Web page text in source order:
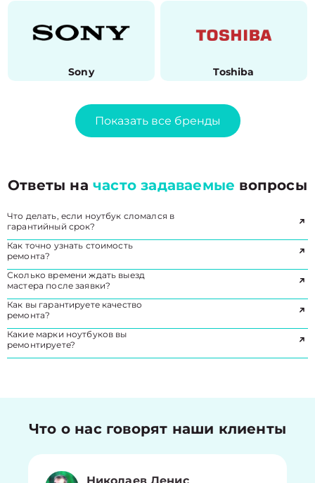
Sony Toshiba
Показать все бренды
Ответы начасто задаваемые вопросы
Что делать, если ноутбук сломался в
гарантийный срок?
Как точно узнать стоимость
ремонта?
Сколько времени ждать выезд
мастера после заявки?
Как вы гарантируете качество
ремонта?
Какие марки ноутбуков вы
ремонтируете?
Что о нас говорят наши клиенты
Николаев Денис